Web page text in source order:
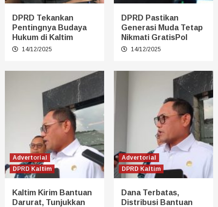
DPRD Tekankan
Pentingnya Budaya
Hukum di Kaltim
14/12/2025
DPRD Pastikan
Generasi Muda Tetap
Nikmati GratisPol
14/12/2025
Advertorial
DPRD Kaltim
Kaltim Kirim Bantuan
Darurat, Tunjukkan
Advertorial
DPRD Kaltim
Dana Terbatas,
Distribusi Bantuan